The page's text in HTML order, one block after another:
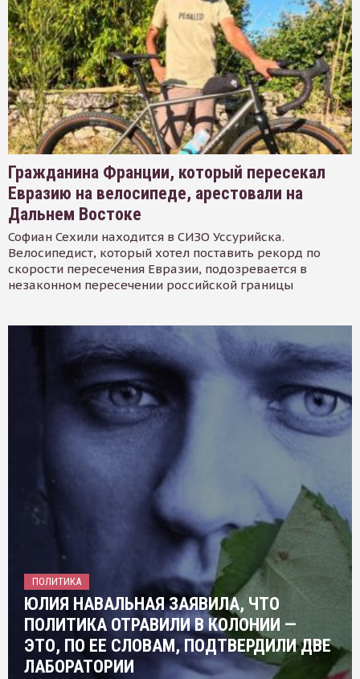
Гражданина Франции, который пересекал
Евразию на велосипеде, арестовали на
Дальнем Востоке
Софиан Сехили находится в СИЗО Уссурийска.
Велосипедист, который хотел поставить рекорд по
скорости пересечения Евразии, подозревается в
незаконном пересечении российской границы
ПОЛИТИКА
ЮЛИЯ НАВАЛЬНАЯ ЗАЯВИЛА, ЧТО
ПОЛИТИКА ОТРАВИЛИ В КОЛОНИИ —
ЭТО, ПО ЕЕ СЛОВАМ, ПОДТВЕРДИЛИ ДВЕ
ЛАБОРАТОРИИ